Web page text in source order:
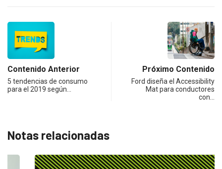
Contenido Anterior
5 tendencias de consumo
para el 2019 según…
Próximo Contenido
Ford diseña el Accessibility
Mat para conductores
con…
Notas relacionadas